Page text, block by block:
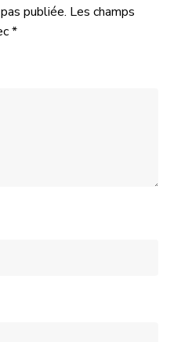
publiée. Les champs
*